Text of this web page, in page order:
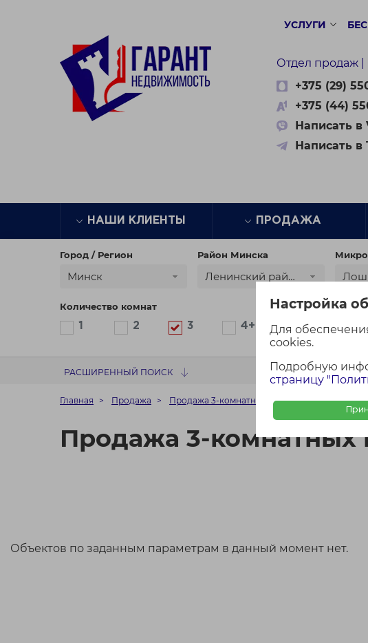
Настройка
Для
cookies.
Подробную
страницу
УСЛУГИ
Отдел продаж |
+375 (29)
+375 (44)
Написать в
Написать в
НАШИ КЛИЕНТЫ ПРОДАЖА
Город / Регион
Минск
Район Минска
Ленинский район
Количество комнат
1 2 3 4+
Цена
РАСШИРЕННЫЙ ПОИСК
Главная Продажа Продажа 3-комнатных квартир в
Продажа 3-комнатных
Объектов по заданным параметрам в данный момент нет.